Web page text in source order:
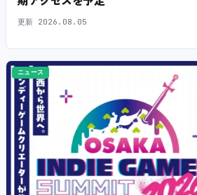
更新 2026.08.05
ニュース